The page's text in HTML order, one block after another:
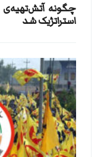
​چگونه آتش‌تهیه‌ی
استراتژیک شد